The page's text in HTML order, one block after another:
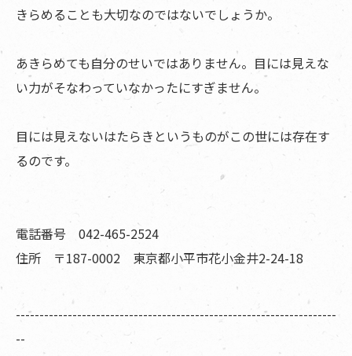
きらめることも大切なのではないでしょうか。
あきらめても自分のせいではありません。目には見えな
い力がそなわっていなかったにすぎません。
目には見えないはたらきというものがこの世には存在す
るのです。
電話番号 042-465-2524
住所 〒187-0002 東京都小平市花小金井2-24-18
--------------------------------------------------------------------
--